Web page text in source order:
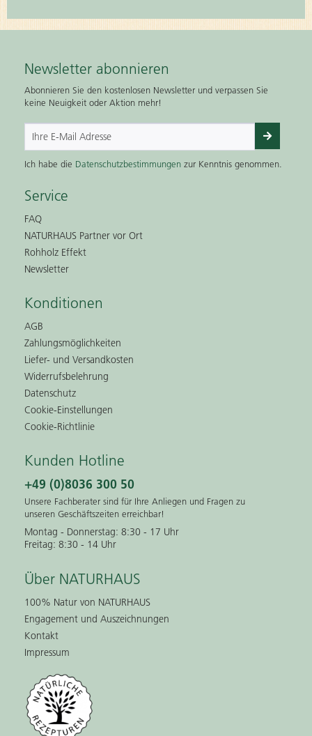
Newsletter abonnieren
Abonnieren Sie den kostenlosen Newsletter und verpassen Sie
keine Neuigkeit oder Aktion mehr!
Ich habe die Datenschutzbestimmungen zur Kenntnis genommen.
Service
FAQ
NATURHAUS Partner vor Ort
Rohholz Effekt
Newsletter
Konditionen
AGB
Zahlungsmöglichkeiten
Liefer- und Versandkosten
Widerrufsbelehrung
Datenschutz
Cookie-Einstellungen
Cookie-Richtlinie
Kunden Hotline
+49 (0)8036 300 50
Unsere Fachberater sind für Ihre Anliegen und Fragen zu
unseren Geschäftszeiten erreichbar!
Montag - Donnerstag: 8:30 - 17 Uhr
Freitag: 8:30 - 14 Uhr
Über NATURHAUS
100% Natur von NATURHAUS
Engagement und Auszeichnungen
Kontakt
Impressum